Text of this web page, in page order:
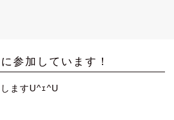
参加しています！
ますU^ｪ^U